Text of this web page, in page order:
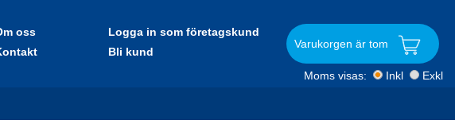
oss
Logga in som företagskund
Bli kund
Varukorgen är tom
Moms visas: Inkl Exkl